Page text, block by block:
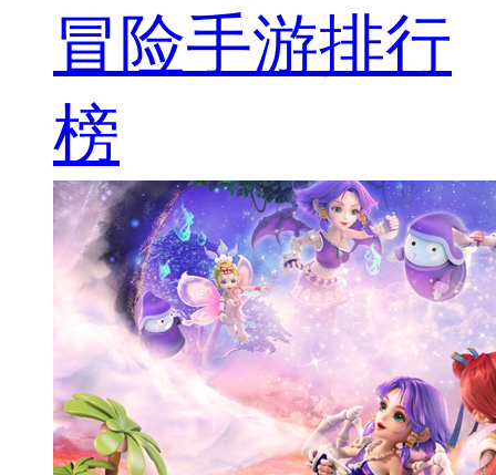
冒险手游排行
榜